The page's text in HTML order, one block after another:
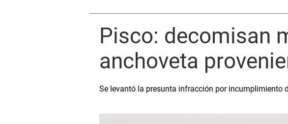
Pisco: decomisan
anchoveta
Se levantó la presunta infracción por incumplimiento